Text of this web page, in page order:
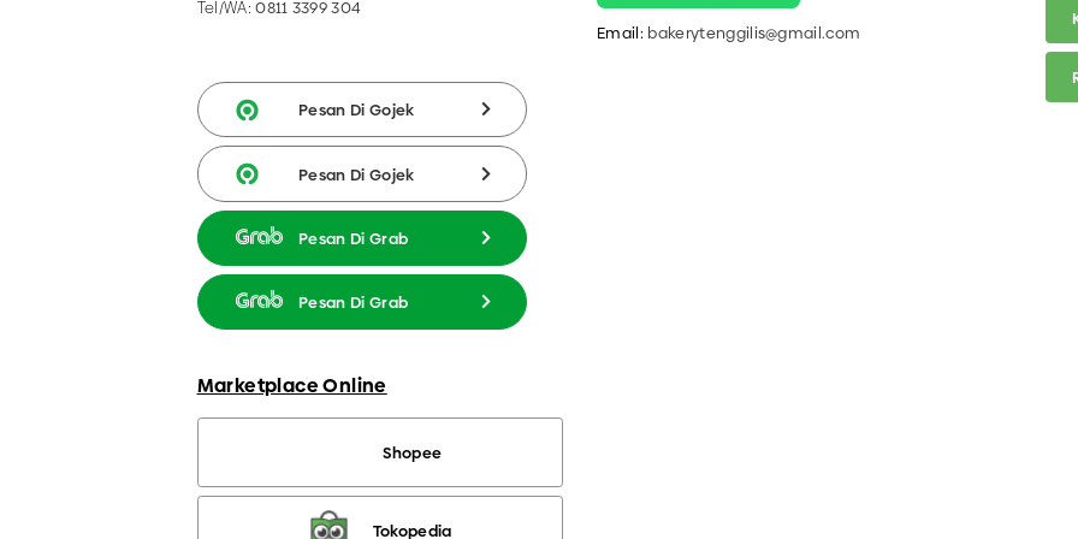
Tel/WA: 0811 3399 304
Pesan Di Gojek
Pesan Di Gojek
Pesan Di Grab
Pesan Di Grab
Marketplace Online
Shopee
Tokopedia
Email: bakerytenggilis@gmail.com